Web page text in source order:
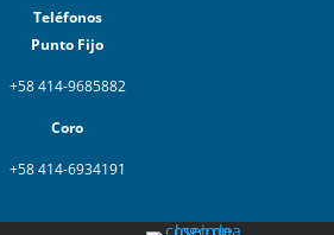
Teléfonos
Punto Fijo
+58 414-9685882
Coro
+58 414-6934191